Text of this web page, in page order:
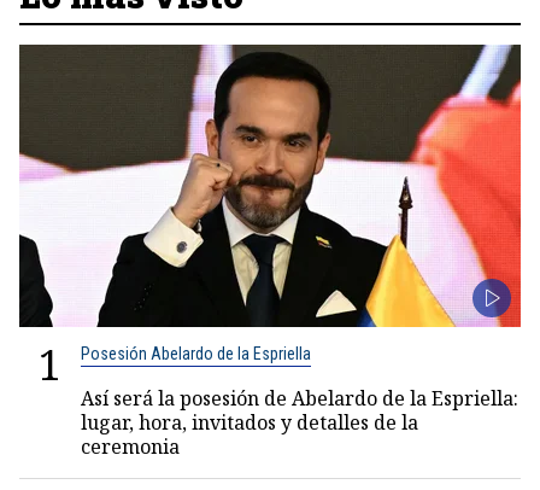
1 Posesión Abelardo de la Espriella
Así será la posesión de Abelardo de la Espriella:
lugar, hora, invitados y detalles de la
ceremonia